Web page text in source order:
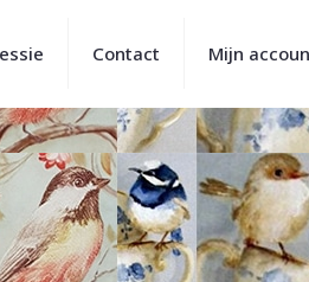
Contact Mijn